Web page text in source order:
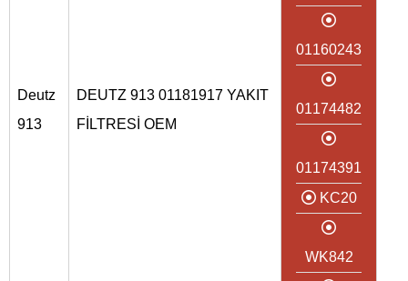
Deutz
913
DEUTZ 913 01181917 YAKIT
FİLTRESİ OEM
01160243
01174482
01174391
KC20
WK842